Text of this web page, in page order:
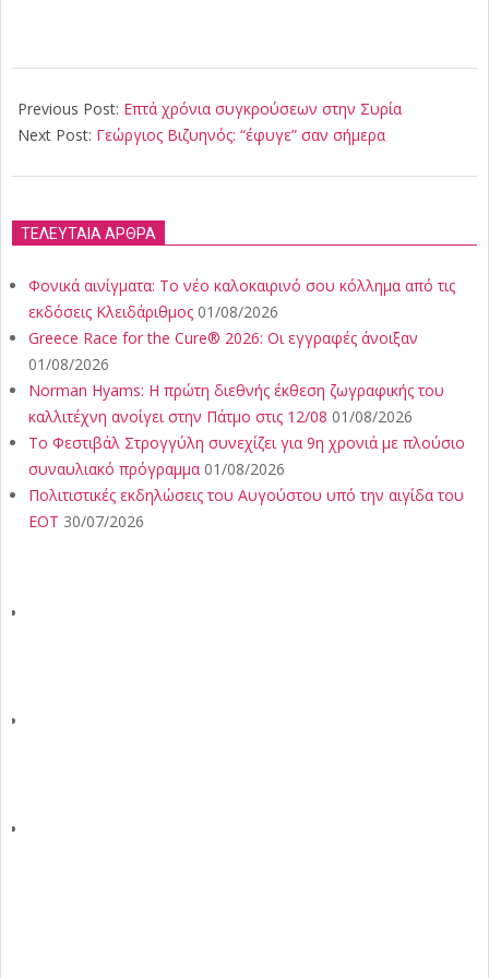
04-
15
Previous Post: Επτά χρόνια συγκρούσεων στην Συρία
Next Post: Γεώργιος Βιζυηνός: “έφυγε” σαν σήμερα
ΤΕΛΕΥΤΑΙΑ ΑΡΘΡΑ
Φονικά αινίγματα: Το νέο καλοκαιρινό σου κόλλημα από τις
εκδόσεις Κλειδάριθμος 01/08/2026
Greece Race for the Cure® 2026: Οι εγγραφές άνοιξαν
01/08/2026
Norman Hyams: Η πρώτη διεθνής έκθεση ζωγραφικής του
καλλιτέχνη ανοίγει στην Πάτμο στις 12/08 01/08/2026
Το Φεστιβάλ Στρογγύλη συνεχίζει για 9η χρονιά με πλούσιο
συναυλιακό πρόγραμμα 01/08/2026
Πολιτιστικές εκδηλώσεις του Αυγούστου υπό την αιγίδα του
ΕΟΤ 30/07/2026